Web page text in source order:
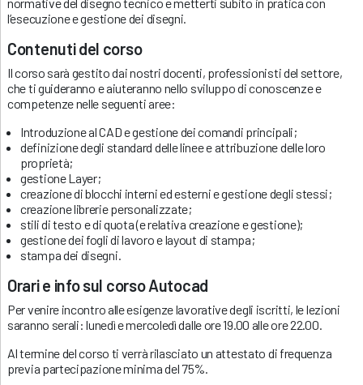
l’esecuzione e gestione dei disegni.
Contenuti del corso
Il corso sarà gestito dai nostri docenti, professionisti del settore,
che ti guideranno e aiuteranno nello sviluppo di conoscenze e
competenze nelle seguenti aree:
Introduzione al CAD e gestione dei comandi principali;
definizione degli standard delle linee e attribuzione delle loro
proprietà;
gestione Layer;
creazione di blocchi interni ed esterni e gestione degli stessi;
creazione librerie personalizzate;
stili di testo e di quota (e relativa creazione e gestione);
gestione dei fogli di lavoro e layout di stampa;
stampa dei disegni.
Orari e info sul corso Autocad
Per venire incontro alle esigenze lavorative degli iscritti, le lezioni
saranno serali: lunedì e mercoledì dalle ore 19.00 alle ore 22.00.
Al termine del corso ti verrà rilasciato un attestato di frequenza
previa partecipazione minima del 75%.